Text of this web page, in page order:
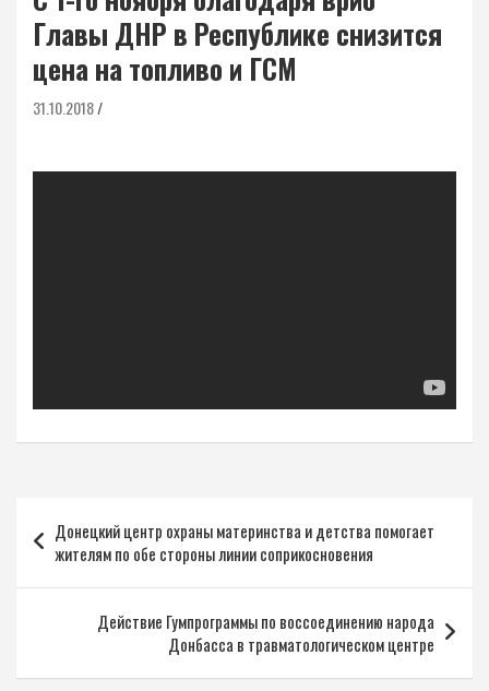
Главы ДНР в Республике снизится
цена на топливо и ГСМ
31.10.2018
по
записям
Донецкий центр охраны материнства и детства помогает
жителям по обе стороны линии соприкосновения
Действие Гумпрограммы по воссоединению народа
Донбасса в травматологическом центре